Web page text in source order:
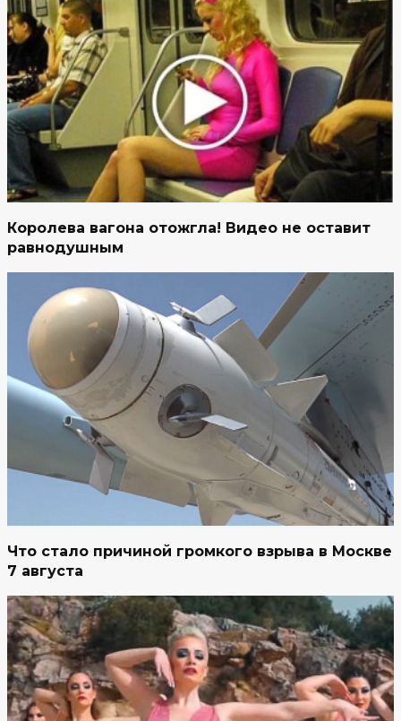
Королева вагона отожгла! Видео не оставит
равнодушным
Что стало причиной громкого взрыва в Москве
7 августа